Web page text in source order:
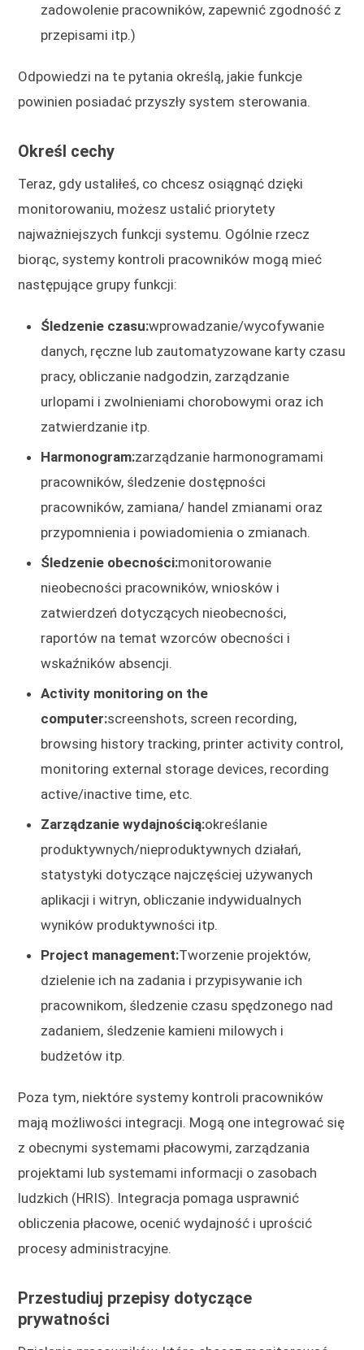
zadowolenie pracowników, zapewnić zgodność z
przepisami itp.)
Odpowiedzi na te pytania określą, jakie funkcje
powinien posiadać przyszły system sterowania.
Określ cechy
Teraz, gdy ustaliłeś, co chcesz osiągnąć dzięki
monitorowaniu, możesz ustalić priorytety
najważniejszych funkcji systemu. Ogólnie rzecz
biorąc, systemy kontroli pracowników mogą mieć
następujące grupy funkcji:
Śledzenie czasu:wprowadzanie/wycofywanie
danych, ręczne lub zautomatyzowane karty czasu
pracy, obliczanie nadgodzin, zarządzanie
urlopami i zwolnieniami chorobowymi oraz ich
zatwierdzanie itp.
Harmonogram:zarządzanie harmonogramami
pracowników, śledzenie dostępności
pracowników, zamiana/ handel zmianami oraz
przypomnienia i powiadomienia o zmianach.
Śledzenie obecności:monitorowanie
nieobecności pracowników, wniosków i
zatwierdzeń dotyczących nieobecności,
raportów na temat wzorców obecności i
wskaźników absencji.
Activity monitoring on the
computer:screenshots, screen recording,
browsing history tracking, printer activity control,
monitoring external storage devices, recording
active/inactive time, etc.
Zarządzanie wydajnością:określanie
produktywnych/nieproduktywnych działań,
statystyki dotyczące najczęściej używanych
aplikacji i witryn, obliczanie indywidualnych
wyników produktywności itp.
Project management:Tworzenie projektów,
dzielenie ich na zadania i przypisywanie ich
pracownikom, śledzenie czasu spędzonego nad
zadaniem, śledzenie kamieni milowych i
budżetów itp.
Poza tym, niektóre systemy kontroli pracowników
mają możliwości integracji. Mogą one integrować się
z obecnymi systemami płacowymi, zarządzania
projektami lub systemami informacji o zasobach
ludzkich (HRIS). Integracja pomaga usprawnić
obliczenia płacowe, ocenić wydajność i uprościć
procesy administracyjne.
Przestudiuj przepisy dotyczące
prywatności